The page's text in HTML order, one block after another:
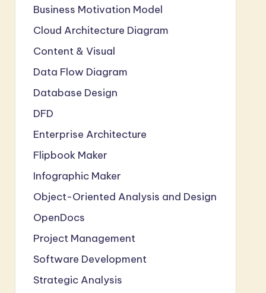
Business Motivation Model
Cloud Architecture Diagram
Content & Visual
Data Flow Diagram
Database Design
DFD
Enterprise Architecture
Flipbook Maker
Infographic Maker
Object-Oriented Analysis and Design
OpenDocs
Project Management
Software Development
Strategic Analysis